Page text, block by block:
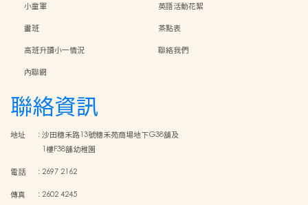
小童軍
英語活動花絮
畫班
茶點表
高班升讀小一情況
聯絡我們
內聯網
聯絡資訊
地址 :沙田穗禾路13號穗禾苑商場地下G38舖及
1樓F38舖幼稚園
電話 :2697 2162
傳真 :2602 4245